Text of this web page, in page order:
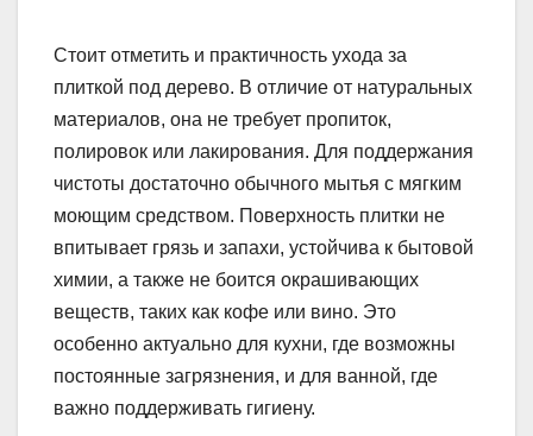
Стоит отметить и практичность ухода за
плиткой под дерево. В отличие от натуральных
материалов, она не требует пропиток,
полировок или лакирования. Для поддержания
чистоты достаточно обычного мытья с мягким
моющим средством. Поверхность плитки не
впитывает грязь и запахи, устойчива к бытовой
химии, а также не боится окрашивающих
веществ, таких как кофе или вино. Это
особенно актуально для кухни, где возможны
постоянные загрязнения, и для ванной, где
важно поддерживать гигиену.